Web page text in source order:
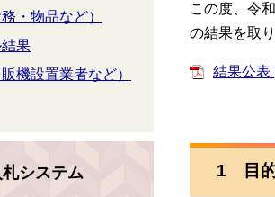
この度、令
の結果を取
結果公表
1 目
・物品など）
果
機設置業者など）
システム